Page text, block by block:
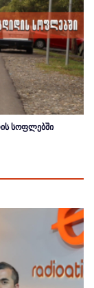
სოფლებში